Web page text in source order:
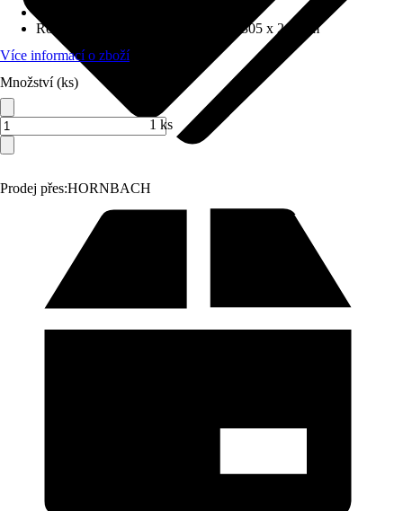
Prodej přes:HORNBACH
Rozměry š x h bez přesahu střechy
305 x 244 cm
Více informací o zboží
Množství (ks)
1 ks